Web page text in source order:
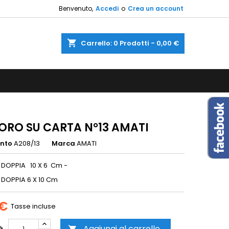
Benvenuto, Accedi o Crea un account
shopping_cart Carrello: 0 Prodotti - 0,00 €
SU CARTA N°13 AMATI
A208/13 Marca AMATI
DOPPIA 10 X 6 Cm -
6 X 10 Cm
Tasse incluse